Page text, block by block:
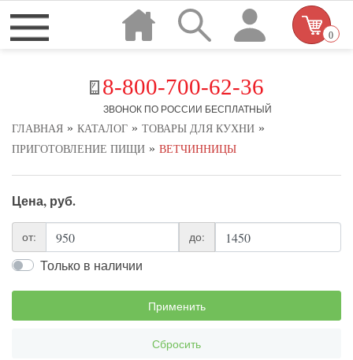
8-800-700-62-36
ЗВОНОК ПО РОССИИ БЕСПЛАТНЫЙ
0
ГЛАВНАЯ » КАТАЛОГ » ТОВАРЫ ДЛЯ КУХНИ »
ПРИГОТОВЛЕНИЕ ПИЩИ » ВЕТЧИННИЦЫ
Цена, руб.
от: до:
Только в наличии
Применить
Сбросить